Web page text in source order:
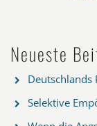
Neueste
Selektive